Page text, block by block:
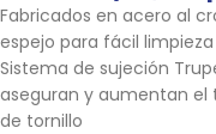
Fabricados en acero al
espejo para fácil
Sistema de sujeción
aseguran y aumentan el
de tornillo